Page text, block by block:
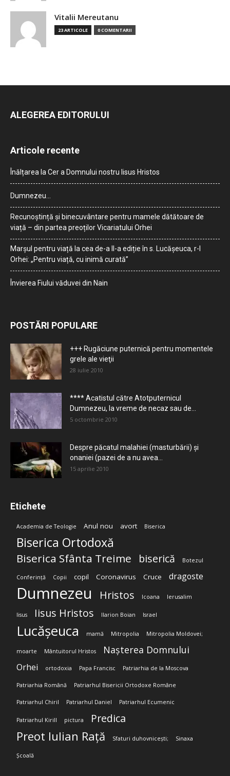
Vitalii Mereutanu
23 ARTICOLE 0 COMENTARII
ALEGEREA EDITORULUI
Articole recente
Înălțarea la Cer a Domnului nostru Iisus Hristos
Dumnezeu…
Recunoștință și binecuvântare pentru mamele dătătoare de
viață – din partea preoților Vicariatului Orhei
Marșul pentru viață la cea de-a II-a ediție în s. Lucășeuca, r-l
Orhei: „Pentru viață, cu inimă curată”
Învierea Fiului văduvei din Nain
POSTĂRI POPULARE
+++ Rugăciune puternică pentru momentele
grele ale vieţii
28 iulie 2010
**** Acatistul către Atotputernicul
Dumnezeu, la vreme de necaz sau de...
5 octombrie 2010
Despre păcatul malahiei (masturbării) şi
onaniei (pazei de a nu avea...
15 aprilie 2010
Etichete
Academia de Teologie Anul nou avort Biserica
Biserica Ortodoxă
Biserica Sfânta Treime biserică Botezul
Conferință Copii copil Coronavirus Cruce dragoste
Dumnezeu Hristos Icoana Ierusalim
Iisus Iisus Hristos Ilarion Boian Israel
Lucășeuca mamă Mitropolia Mitropolia Moldovei;
moarte Mântuitorul Hristos Nașterea Domnului
Orhei ortodoxia Papa Francisc Patriarhia de la Moscova
Patriarhia Română Patriarhul Bisericii Ortodoxe Române
Patriarhul Chiril Patriarhul Daniel Patriarhul Ecumenic
Patriarhul Kirill pictura Predica
Preot Iulian Rață Sfaturi duhovnicești; Sinaxa
Școală